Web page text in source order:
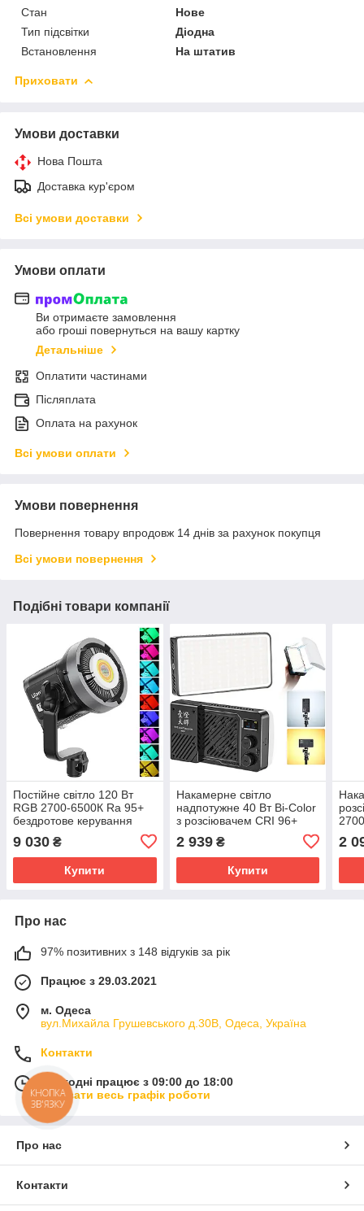
Стан
Нове
Тип підсвітки
Діодна
Встановлення
На штатив
Приховати
Умови доставки
Нова Пошта
Доставка кур'єром
Всі умови доставки
Умови оплати
Ви отримаєте замовлення
або гроші повернуться на вашу картку
Детальніше
Оплатити частинами
Післяплата
Оплата на рахунок
Всі умови оплати
Умови повернення
Повернення товару впродовж 14 днів за рахунок покупця
Всі умови повернення
Подібні товари компанії
Постійне світло 120 Вт
RGB 2700-6500К Ra 95+
бездротове керування
9 030 ₴
Купити
Накамерне світло
надпотужне 40 Вт Bi-Color
з розсіювачем CRI 96+
P40Bi
2 939₴
Купити
2
Про нас
97% позитивних з 148 відгуків за рік
Працює з 29.03.2021
м. Одеса
вул.Михайла Грушевського д.30В, Одеса, Україна
Контакти
Сьогодні працює з 09:00 до 18:00
Показати весь графік роботи
Про нас
Контакти
КНОПКА
ЗВ'ЯЗКУ